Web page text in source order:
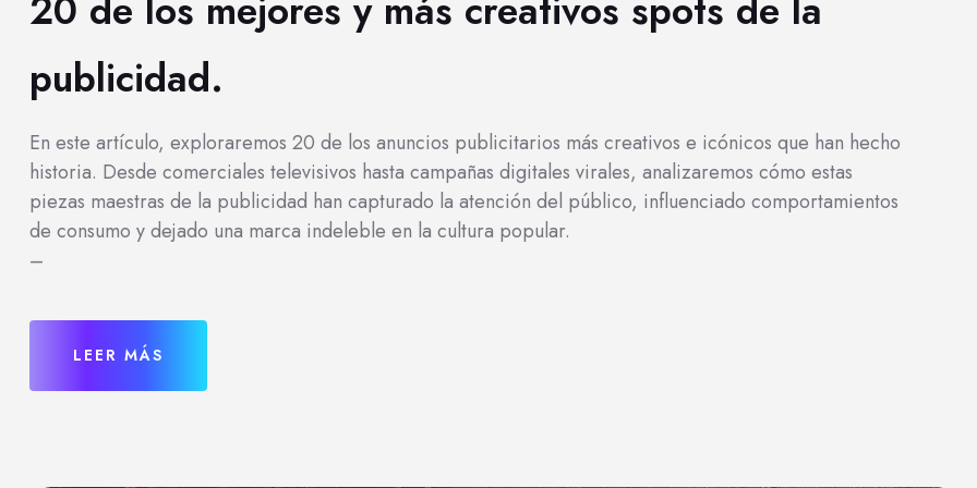
20 de los mejores y más creativos spots de la
publicidad.
En este artículo, exploraremos 20 de los anuncios publicitarios más creativos e icónicos que han hecho
historia. Desde comerciales televisivos hasta campañas digitales virales, analizaremos cómo estas
piezas maestras de la publicidad han capturado la atención del público, influenciado comportamientos
de consumo y dejado una marca indeleble en la cultura popular.
–
LEER MÁS